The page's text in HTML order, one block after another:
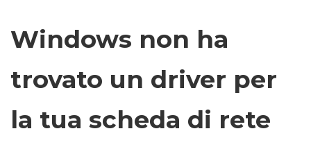
Windows non ha
trovato un driver per
la tua scheda di rete